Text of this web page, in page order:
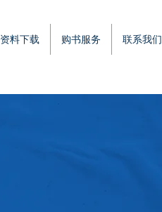
资料下载 购书服务 联系我们